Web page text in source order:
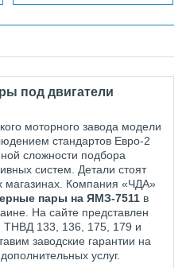
под двигатели
моторного завода модели
стандартов Евро-2
сложности подбора
систем. Детали стоят
магазинах. Компания «ЧДА»
пары на ЯМЗ-7511 в
На сайте представлен
ТНВД 133, 136, 175, 179 и
заводские гарантии на
услуг.